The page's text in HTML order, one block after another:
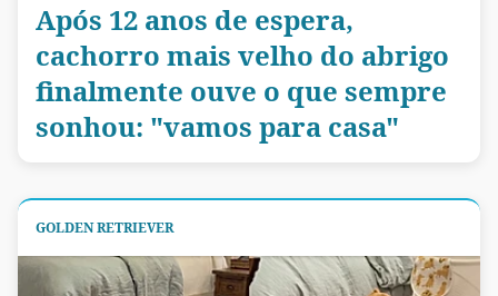
Após 12 anos de espera,
cachorro mais velho do abrigo
finalmente ouve o que sempre
sonhou: "vamos para casa"
GOLDEN RETRIEVER